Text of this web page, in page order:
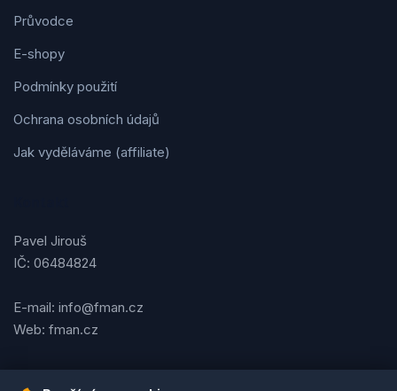
Průvodce
E-shopy
Podmínky použití
Ochrana osobních údajů
Jak vyděláváme (affiliate)
Pavel Jirouš
IČ: 06484824
E-mail: info@fman.cz
Web: fman.cz